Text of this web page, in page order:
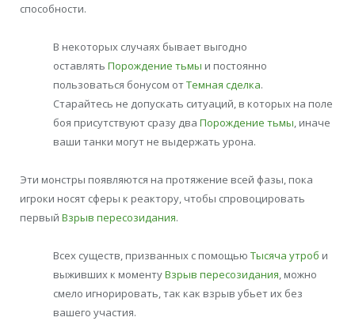
способности.
В некоторых случаях бывает выгодно
оставлять Порождение тьмы и постоянно
пользоваться бонусом отТемная сделка.
Старайтесь не допускать ситуаций, в которых на поле
боя присутствуют сразу два Порождение тьмы, иначе
ваши танки могут не выдержать урона.
Эти монстры появляются на протяжение всей фазы, пока
игроки носят сферы к реактору, чтобы спровоцировать
первый Взрыв пересозидания.
Всех существ, призванных с помощью Тысяча утроб и
выживших к моментуВзрыв пересозидания, можно
смело игнорировать, так как взрыв убьет их без
вашего участия.